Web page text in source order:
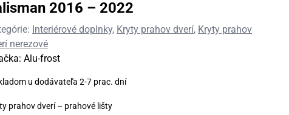
2016 – 2022
Interiérové doplnky, Kryty prahov dverí, Kryty prahov
nerezové
Alu-frost
u dodávateľa 2-7 prac. dní
prahov dverí – prahové lišty